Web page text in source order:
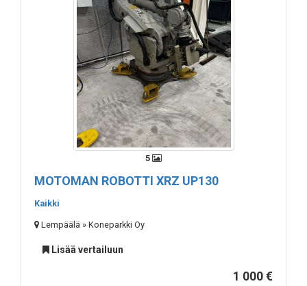
5
MOTOMAN ROBOTTI XRZ UP130
Kaikki
Lempäälä » Koneparkki Oy
Lisää vertailuun
1 000 €